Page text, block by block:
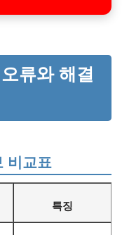
류와 해결
비교표
특징